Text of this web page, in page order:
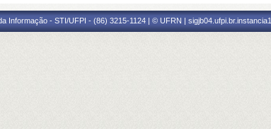
Informação - STI/UFPI - (86) 3215-1124 | © UFRN | sigjb04.ufpi.br.instancia1